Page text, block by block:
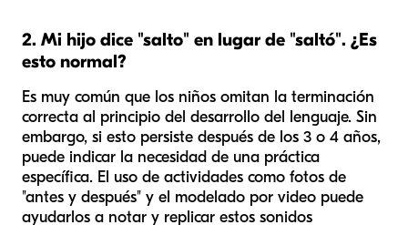
2. Mi hijo dice "salto" en lugar de "saltó". ¿Es
esto normal?
Es muy común que los niños omitan la terminación
correcta al principio del desarrollo del lenguaje. Sin
embargo, si esto persiste después de los 3 o 4 años,
puede indicar la necesidad de una práctica
específica. El uso de actividades como fotos de
"antes y después" y el modelado por video puede
ayudarlos a notar y replicar estos sonidos